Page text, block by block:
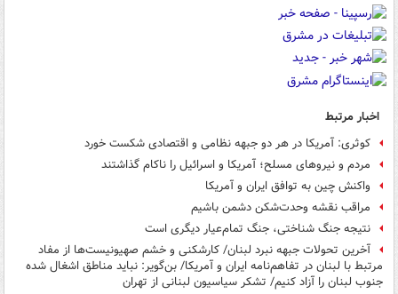
اخبار مرتبط
کوثری: آمریکا در هر دو جبهه نظامی و اقتصادی شکست خورد
مردم و نیروهای مسلح؛ آمریکا و اسرائیل را ناکام گذاشتند
واکنش چین به توافق ایران و آمریکا
مراقب نقشه وحدت‌شکن دشمن باشیم
نتیجه جنگ شناختی، جنگ تمام‌عیار دیگری است
آخرین تحولات جبهه نبرد لبنان/ کارشکنی و خشم صهیونیست‌ها از مفاد
مرتبط با لبنان در تفاهم‌نامه ایران و آمریکا/ بن‌گویر: نباید مناطق اشغال شده
جنوب لبنان را آزاد کنیم/ تشکر سیاسیون لبنانی از تهران